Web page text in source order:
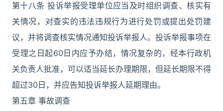
第十八条 投诉举报受理单位应当及时组织调查、核实有
关情况，对查实的违法违规行为进行处罚或提出处罚建
议，并将调查核实情况通知投诉举报人。投诉举报事项在
受理之日起60日内应予办结，情况复杂的，经本行政机
关负责人批准，可以适当延长办理期限，但延长期限不得
超过30日，并应告知投诉举报人延期理由。
第五章 事故调查